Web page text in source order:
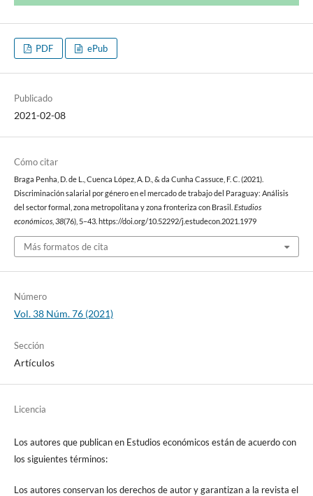
PDF ePub
Publicado
2021-02-08
Cómo citar
Braga Penha, D. de L., Cuenca López, A. D., & da Cunha Cassuce, F. C. (2021).
Discriminación salarial por género en el mercado de trabajo del Paraguay: Análisis
del sector formal, zona metropolitana y zona fronteriza con Brasil. Estudios
económicos, 38(76), 5–43. https://doi.org/10.52292/j.estudecon.2021.1979
Más formatos de cita
Número
Vol. 38 Núm. 76 (2021)
Sección
Artículos
Licencia
Los autores que publican en Estudios económicos están de acuerdo con
los siguientes términos:
Los autores conservan los derechos de autor y garantizan a la revista el